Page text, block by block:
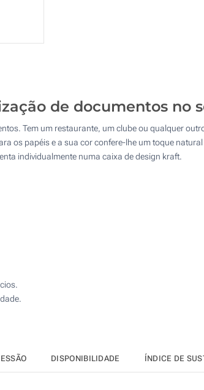
1000
Outra :
de documentos no
Tem um restaurante, um clube ou qualquer
os papéis e a sua cor confere-lhe um toque
individualmente numa caixa de design kraft.
DISPONIBILIDADE ÍNDICE DE